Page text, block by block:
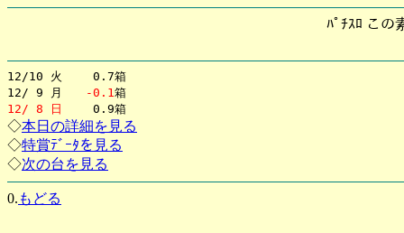
ﾊﾟﾁｽﾛ この
12/10 火 0.7箱
12/ 9 月
-0.1箱
12/ 8 日
0.9箱
◇本日の詳細を見る
◇特賞ﾃﾞｰﾀを見る
◇次の台を見る
0. もどる